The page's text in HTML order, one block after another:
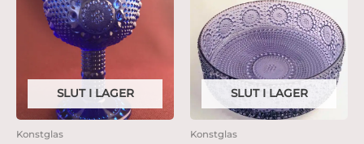
SLUT I LAGER
Konstglas
SLUT I LAGER
Konstglas